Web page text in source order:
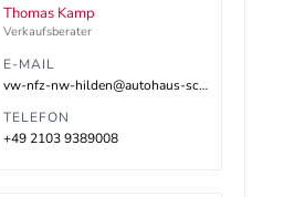
Thomas Kamp
Verkaufsberater
E-MAIL
vw-nfz-nw-hilden@autohaus-schnitzler.dealerdesk.de
TELEFON
+49 2103 9389008